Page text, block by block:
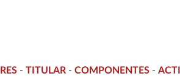
-TITULAR -COMPONENTES -